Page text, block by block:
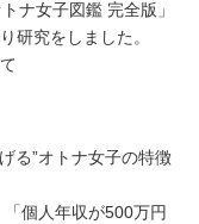
ナ女子図鑑 完全版」
研究をしました。
る”オトナ女子の特徴
「個人年収が500万円